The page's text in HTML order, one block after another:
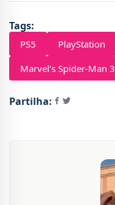
Tags:
PS5 PlayStation
Marvel’s Spider-Man 3
Partilha: